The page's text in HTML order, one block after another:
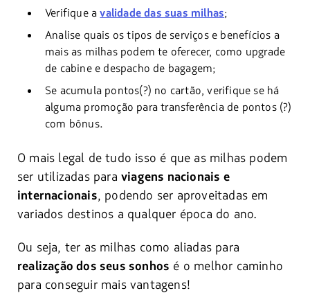
Verifique avalidade das suas milhas;
Analise quais os tipos de serviços e benefícios a
mais as milhas podem te oferecer, como upgrade
de cabine e despacho de bagagem;
Se acumula pontos(?) no cartão, verifique se há
alguma promoção para transferência de pontos (?)
com bônus.
O mais legal de tudo isso é que as milhas podem
ser utilizadas para viagens nacionais e
internacionais, podendo ser aproveitadas em
variados destinos a qualquer época do ano.
Ou seja, ter as milhas como aliadas para
realização dos seus sonhos é o melhor caminho
para conseguir mais vantagens!